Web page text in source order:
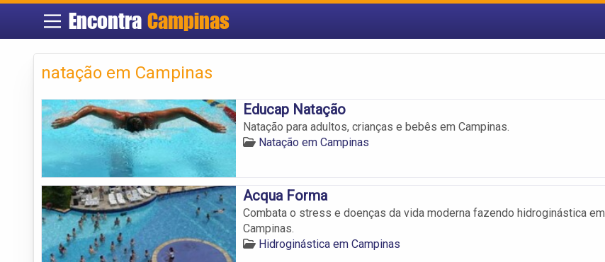
EncontraCampinas
natação em Campinas
Educap Natação
Natação para adultos, crianças e bebês em Campinas.
Natação em Campinas
Acqua Forma
Combata o stress e doenças da vida moderna fazendo hidroginástica em
Campinas.
Hidroginástica em Campinas